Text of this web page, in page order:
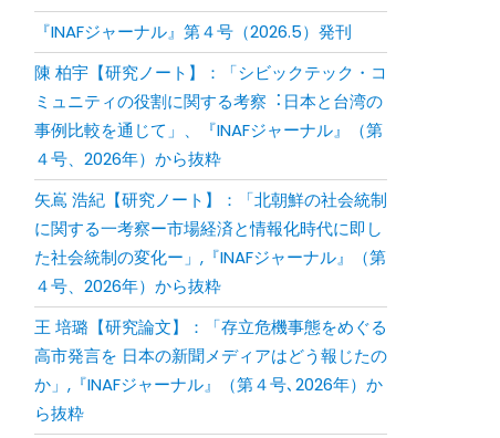
『INAFジャーナル』第４号（2026.5）発刊
陳 柏宇【研究ノート】：「シビックテック・コ
ミュニティの役割に関する考察︓⽇本と台湾の
事例⽐較を通じて」、『INAFジャーナル』（第
４号、2026年）から抜粋
矢嶌 浩紀【研究ノート】：「北朝鮮の社会統制
に関する一考察ー市場経済と情報化時代に即し
た社会統制の変化ー」,『INAFジャーナル』（第
４号、2026年）から抜粋
王 培璐【研究論文】：「存⽴危機事態をめぐる
⾼市発⾔を ⽇本の新聞メディアはどう報じたの
か」,『INAFジャーナル』（第４号､2026年）か
ら抜粋